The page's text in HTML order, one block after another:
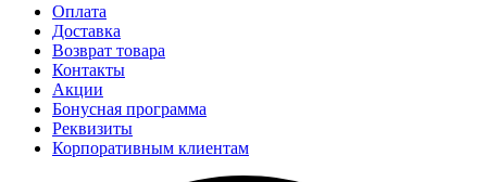
Оплата
Доставка
Возврат товара
Контакты
Акции
Бонусная программа
Реквизиты
Корпоративным клиентам